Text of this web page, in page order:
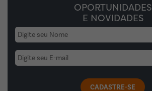
OPORTUNIDADES
E NOVIDADES